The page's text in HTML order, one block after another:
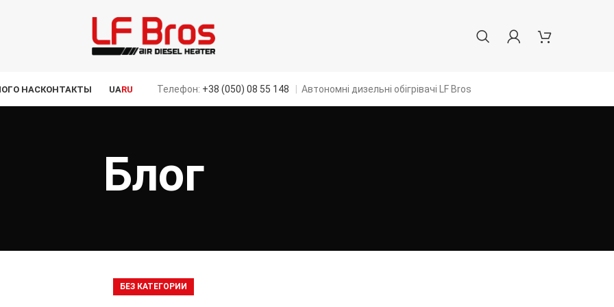
О НАСКОНТАКТЫ UARU Телефон: +38 (050) 08 55 148 Автономні дизельні обігрівачі LF Bros
Блог
БЕЗ КАТЕГОРИИ